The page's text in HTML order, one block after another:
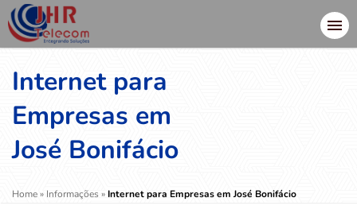
Internet para
Empresas em
José Bonifácio
Home» Informações » Internet para Empresas em José Bonifácio